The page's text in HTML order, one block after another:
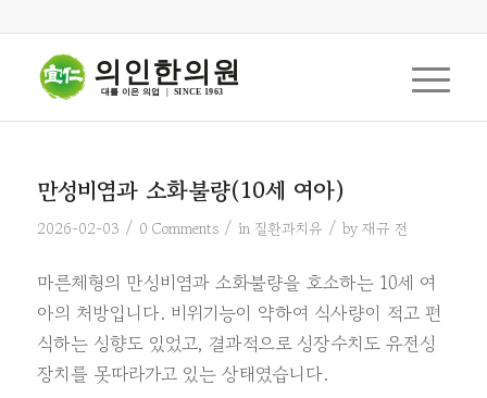
의인한의원
대를 이은 의업  |  SINCE 1963
만성비염과 소화불량(10세 여아)
2026-02-03 / 0 Comments / in 질환과치유 / by 재규 전
마른체형의 만성비염과 소화불량을 호소하는 10세 여
아의 처방입니다. 비위기능이 약하여 식사량이 적고 편
식하는 성향도 있었고, 결과적으로 성장수치도 유전성
장치를 못따라가고 있는 상태였습니다.